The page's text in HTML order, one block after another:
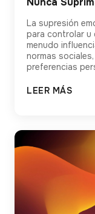
La supresión
para controlar u
menudo
normas
preferencias
LEER MÁS